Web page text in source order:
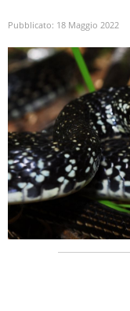
Pubblicato: 18 Maggio 2022